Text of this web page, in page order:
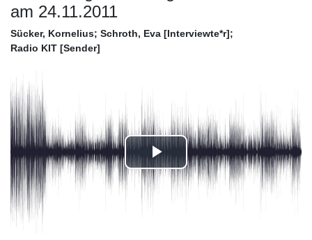
am 24.11.2011
Sücker, Kornelius; Schroth, Eva [Interviewte*r];
Radio KIT [Sender]
Play
Video